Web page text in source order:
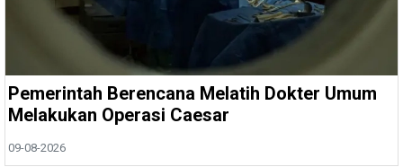
Pemerintah Berencana Melatih Dokter Umum
Melakukan Operasi Caesar
09-08-2026